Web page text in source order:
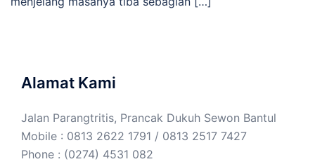
Alamat Kami
Jalan Parangtritis, Prancak Dukuh Sewon Bantul
Mobile : 0813 2622 1791 / 0813 2517 7427
Phone : (0274) 4531 082